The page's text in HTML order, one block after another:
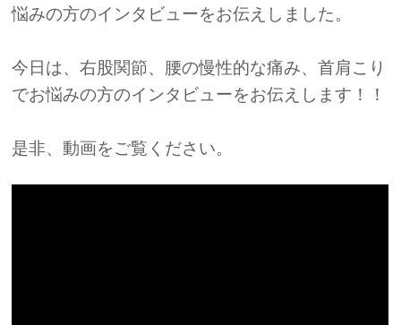
悩みの方のインタビューをお伝えしました。
今日は、右股関節、腰の慢性的な痛み、首肩こり
でお悩みの方のインタビューをお伝えします！！
是非、動画をご覧ください。